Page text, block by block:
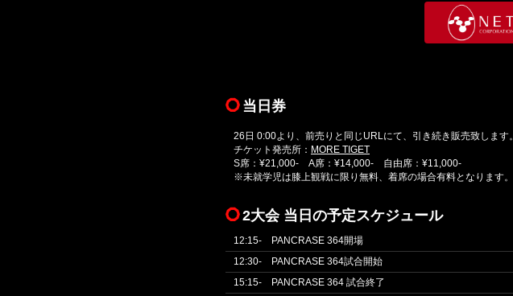
当日券
26日 0:00より、前売りと同じURLにて、引き続き販売致します。
チケット発売所： MORE TIGET
S席：¥21,000- A席：¥14,000- 自由席：¥11,000-
※未就学児は膝上観戦に限り無料、着席の場合有料となります。
2大会 当日の予定スケジュール
12:15- PANCRASE 364開場
12:30- PANCRASE 364試合開始
15:15- PANCRASE 364 試合終了